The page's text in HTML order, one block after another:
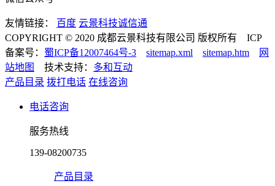
友情链接： 百度 云景科技诚信通
COPYRIGHT © 2020 成都云景科技有限公司 版权所有 ICP
备案号： 蜀ICP备12007464号-3 sitemap.xml sitemap.htm
网
站地图
技术支持： 多和互动
产品目录 拨打电话 在线咨询
电话咨询
服务热线
139-08200735
产品目录